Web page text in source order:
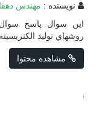
نویسنده : مهندس
اين سوال پاسخ
روشهاي توليد
مشاهده محتوا